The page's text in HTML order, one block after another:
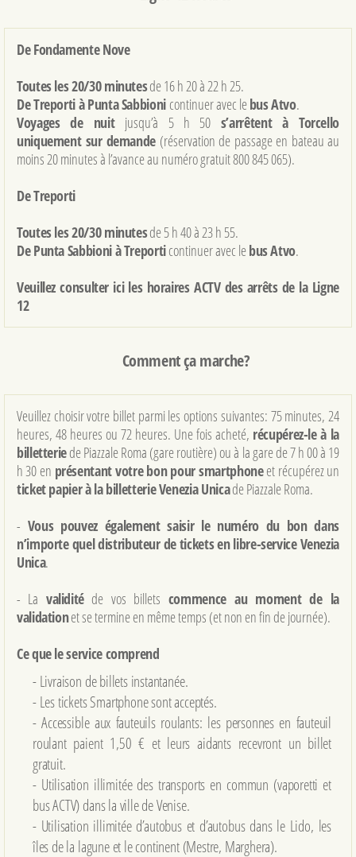
De Fondamente Nove
Toutes les 20/30 minutesde 16 h 20 à 22 h 25.
De Treporti à Punta Sabbioni continuer avec lebus Atvo.
Voyages de nuit jusqu’à 5 h 50 s’arrêtent à Torcello
uniquement sur demande (réservation de passage en bateau au
moins 20 minutes à l’avance au numéro gratuit 800 845 065).
De Treporti
Toutes les 20/30 minutesde 5 h 40 à 23 h 55.
De Punta Sabbioni à Treporticontinuer avec lebus Atvo.
Veuillez consulter ici les horaires ACTV des arrêts de la Ligne
12
Comment ça marche?
Veuillez choisir votre billet parmi les options suivantes: 75 minutes, 24
heures, 48 heures ou 72 heures. Une fois acheté, récupérez-le à la
billetteriede Piazzale Roma (gare routière) ou à la gare de 7 h 00 à 19
h 30 en présentant votre bon pour smartphoneet récupérez un
ticket papier à la billetterie Venezia Unicade Piazzale Roma.
- Vous pouvez également saisir le numéro du bon dans
n’importe quel distributeur de tickets en libre-service Venezia
Unica.
- La validité de vos billets commence au moment de la
validationet se termine en même temps (et non en fin de journée).
Ce que le service comprend
- Livraison de billets instantanée.
- Les tickets Smartphone sont acceptés.
- Accessible aux fauteuils roulants: les personnes en fauteuil
roulant paient 1,50 € et leurs aidants recevront un billet
gratuit.
- Utilisation illimitée des transports en commun (vaporetti et
bus ACTV) dans la ville de Venise.
- Utilisation illimitée d’autobus et d’autobus dans le Lido, les
îles de la lagune et le continent (Mestre, Marghera).